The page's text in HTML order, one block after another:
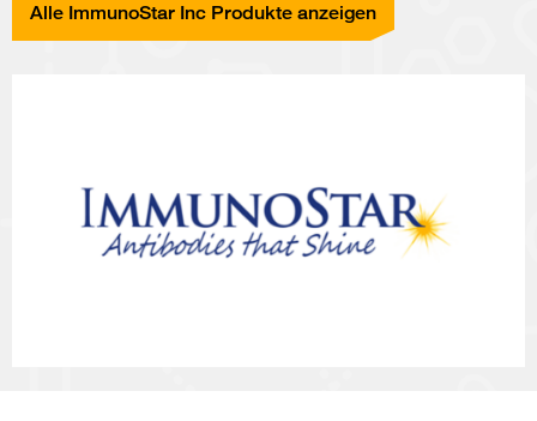
Alle ImmunoStar Inc Produkte anzeigen